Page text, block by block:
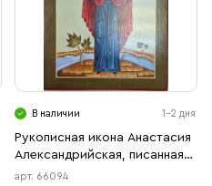
В наличии 1-2 дня
Рукописная икона Анастасия
Александрийская, писанная
икона
арт. 66094